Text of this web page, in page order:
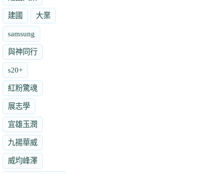
建國 大業
samsung
與神同行
s20+
紅粉驚魂
展志學
宜雄玉潤
九揚華威
威均峰澤